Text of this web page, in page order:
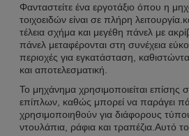
Φανταστείτε ένα εργοτάξιο όπου η
τοιχοειδών είναι σε πλήρη
τέλεια σχήμα και μεγέθη πάνελ με
πάνελ μεταφέρονται στη συνέχεια
περιοχές για εγκατάσταση,
και αποτελεσματική.
Το μηχάνημα χρησιμοποιείται επίσης
επίπλων, καθώς μπορεί να παράγει
χρησιμοποιηθούν για διάφορους
ντουλάπια, ράφια και τραπέζια.Αυτό το